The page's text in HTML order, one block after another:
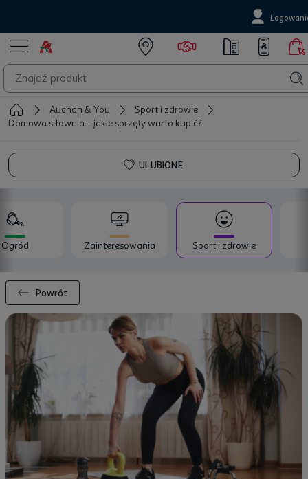
Auchan & You
Sport i zdrowie
Domowa siłownia – jakie sprzęty warto kupić?
ULUBIONE
Ogród Zainteresowania Sport i zdrowie
Powrót